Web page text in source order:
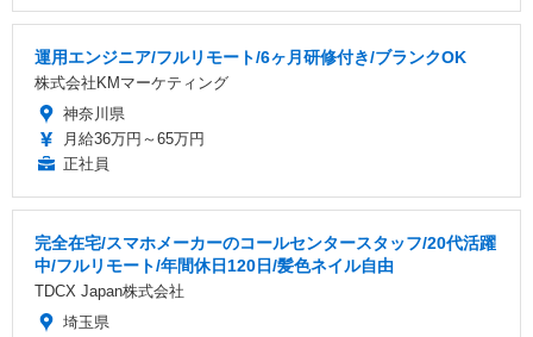
運用エンジニア/フルリモート/6ヶ月研修付き/ブランクOK
株式会社KMマーケティング
神奈川県
月給36万円～65万円
正社員
完全在宅/スマホメーカーのコールセンタースタッフ/20代活躍
中/フルリモート/年間休日120日/髪色ネイル自由
TDCX Japan株式会社
埼玉県